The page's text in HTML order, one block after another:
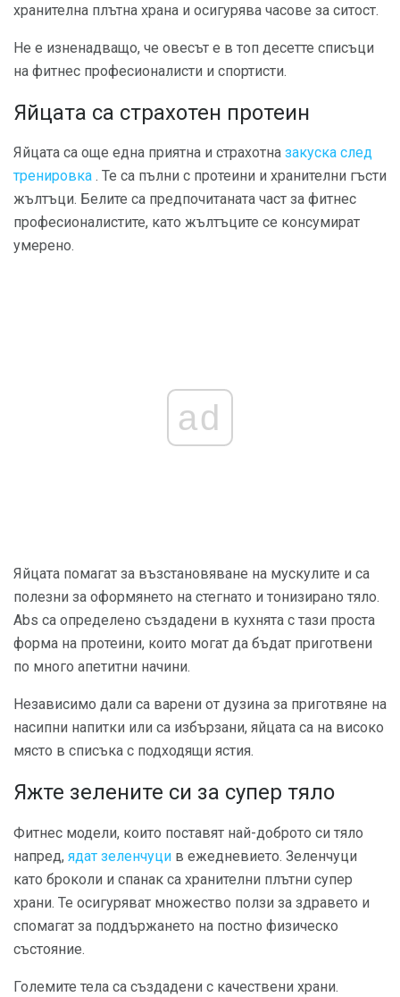
хранителна плътна храна и осигурява часове за ситост.
Не е изненадващо, че овесът е в топ десетте списъци
на фитнес професионалисти и спортисти.
Яйцата са страхотен протеин
Яйцата са още една приятна и страхотна закуска след
тренировка . Те са пълни с протеини и хранителни гъсти
жълтъци. Белите са предпочитаната част за фитнес
професионалистите, като жълтъците се консумират
умерено.
ad
Яйцата помагат за възстановяване на мускулите и са
полезни за оформянето на стегнато и тонизирано тяло.
Abs са определено създадени в кухнята с тази проста
форма на протеини, които могат да бъдат приготвени
по много апетитни начини.
Независимо дали са варени от дузина за приготвяне на
насипни напитки или са избързани, яйцата са на високо
място в списъка с подходящи ястия.
Яжте зелените си за супер тяло
Фитнес модели, които поставят най-доброто си тяло
напред, ядат зеленчуци в ежедневието. Зеленчуци
като броколи и спанак са хранителни плътни супер
храни. Те осигуряват множество ползи за здравето и
спомагат за поддържането на постно физическо
състояние.
Големите тела са създадени с качествени храни.